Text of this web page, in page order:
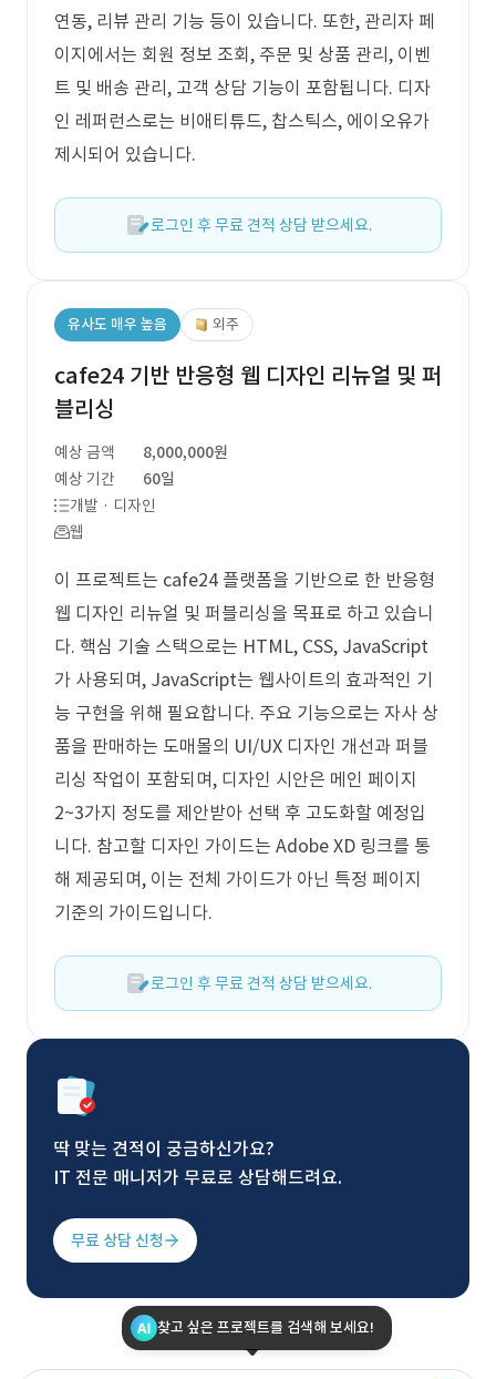
연동, 리뷰 관리 기능 등이 있습니다. 또한, 관리자 페
이지에서는 회원 정보 조회, 주문 및 상품 관리, 이벤
트 및 배송 관리, 고객 상담 기능이 포함됩니다. 디자
인 레퍼런스로는 비애티튜드, 찹스틱스, 에이오유가
제시되어 있습니다.
로그인 후 무료 견적 상담 받으세요.
유사도 매우 높음 외주
cafe24 기반 반응형 웹 디자인 리뉴얼 및 퍼
블리싱
예상 금액
8,000,000원
예상 기간
60일
개발 · 디자인
웹
이 프로젝트는 cafe24 플랫폼을 기반으로 한 반응형
웹 디자인 리뉴얼 및 퍼블리싱을 목표로 하고 있습니
다. 핵심 기술 스택으로는 HTML, CSS, JavaScript
가 사용되며, JavaScript는 웹사이트의 효과적인 기
능 구현을 위해 필요합니다. 주요 기능으로는 자사 상
품을 판매하는 도매몰의 UI/UX 디자인 개선과 퍼블
리싱 작업이 포함되며, 디자인 시안은 메인 페이지
2~3가지 정도를 제안받아 선택 후 고도화할 예정입
니다. 참고할 디자인 가이드는 Adobe XD 링크를 통
해 제공되며, 이는 전체 가이드가 아닌 특정 페이지
기준의 가이드입니다.
로그인 후 무료 견적 상담 받으세요.
딱 맞는 견적이 궁금하신가요?
IT 전문 매니저가 무료로 상담해드려요.
무료 상담 신청
찾고 싶은 프로젝트를 검색해 보세요!